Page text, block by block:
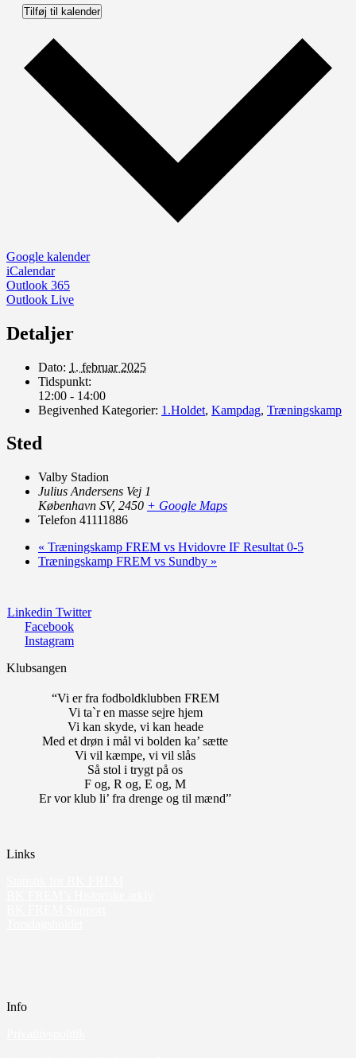
Tilføj til kalender
Google kalender
iCalendar
Outlook 365
Outlook Live
Detaljer
Dato: 1. februar 2025
Tidspunkt:
12:00 - 14:00
Begivenhed Kategorier: 1.Holdet, Kampdag, Træningskamp
Sted
Valby Stadion
Julius Andersens Vej 1
København SV, 2450 + Google Maps
Telefon 41111886
« Træningskamp FREM vs Hvidovre IF Resultat 0-5
Træningskamp FREM vs Sundby »
Linkedin Twitter
Facebook
Instagram
Klubsangen
“Vi er fra fodboldklubben FREM
Vi ta`r en masse sejre hjem
Vi kan skyde, vi kan heade
Med et drøn i mål vi bolden ka’ sætte
Vi vil kæmpe, vi vil slås
Så stol i trygt på os
F og, R og, E og, M
Er vor klub li’ fra drenge og til mænd”
Links
Info